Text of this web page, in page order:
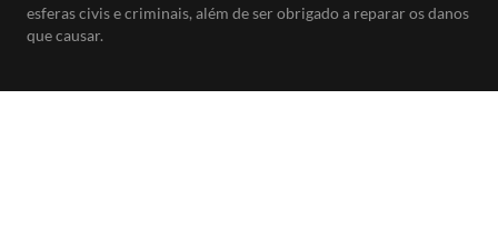
esferas civis e criminais, além de ser obrigado a reparar os danos
que causar.